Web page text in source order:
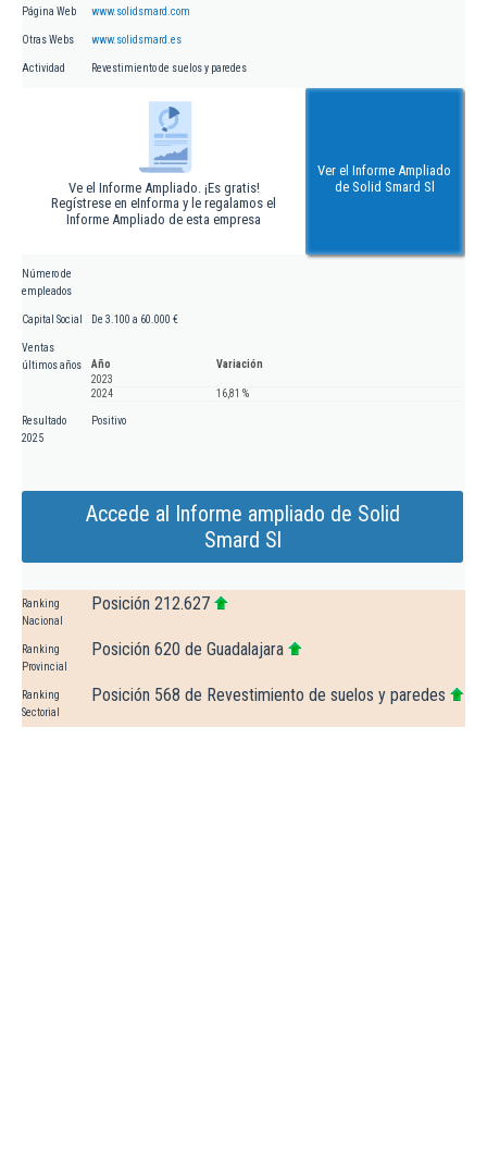
Página Web www.solidsmard.com
Otras Webs www.solidsmard.es
Actividad Revestimiento de suelos y paredes
Ve el Informe Ampliado. ¡Es gratis!
Regístrese en eInforma y le regalamos el
Informe Ampliado de esta empresa
Ver el Informe Ampliado
de Solid Smard Sl
Número de
empleados
Capital Social De 3.100 a 60.000 €
Ventas
últimos años
Año
Variación
2023
2024
16,81 %
Resultado
2025
Positivo
Accede al Informe ampliado de Solid
Smard Sl
Ranking
Nacional
Posición 212.627
Ranking
Provincial
Posición 620 de Guadalajara
Ranking
Sectorial
Posición 568 de Revestimiento de suelos y paredes